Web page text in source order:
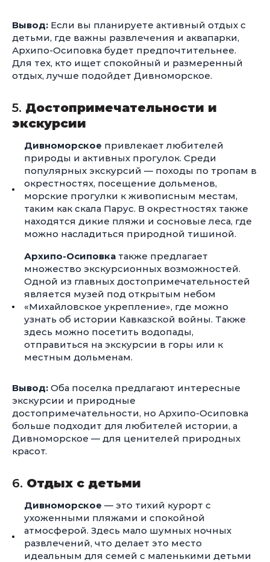
Вывод: Если вы планируете активный отдых с
детьми, где важны развлечения и аквапарки,
Архипо-Осиповка будет предпочтительнее.
Для тех, кто ищет спокойный и размеренный
отдых, лучше подойдет Дивноморское.
5. Достопримечательности и
экскурсии
Дивноморское привлекает любителей
природы и активных прогулок. Среди
популярных экскурсий — походы по тропам в
окрестностях, посещение дольменов,
морские прогулки к живописным местам,
таким как скала Парус. В окрестностях также
находятся дикие пляжи и сосновые леса, где
можно насладиться природной тишиной.
Архипо-Осиповка также предлагает
множество экскурсионных возможностей.
Одной из главных достопримечательностей
является музей под открытым небом
«Михайловское укрепление», где можно
узнать об истории Кавказской войны. Также
здесь можно посетить водопады,
отправиться на экскурсии в горы или к
местным дольменам.
Вывод: Оба поселка предлагают интересные
экскурсии и природные
достопримечательности, но Архипо-Осиповка
больше подходит для любителей истории, а
Дивноморское — для ценителей природных
красот.
6. Отдых с детьми
Дивноморское — это тихий курорт с
ухоженными пляжами и спокойной
атмосферой. Здесь мало шумных ночных
развлечений, что делает это место
идеальным для семей с маленькими детьми